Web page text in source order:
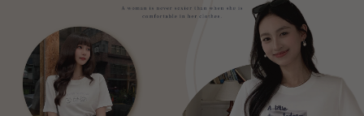
透膚 小香 牛仔
襯衫 褲裙 冰感
涼感